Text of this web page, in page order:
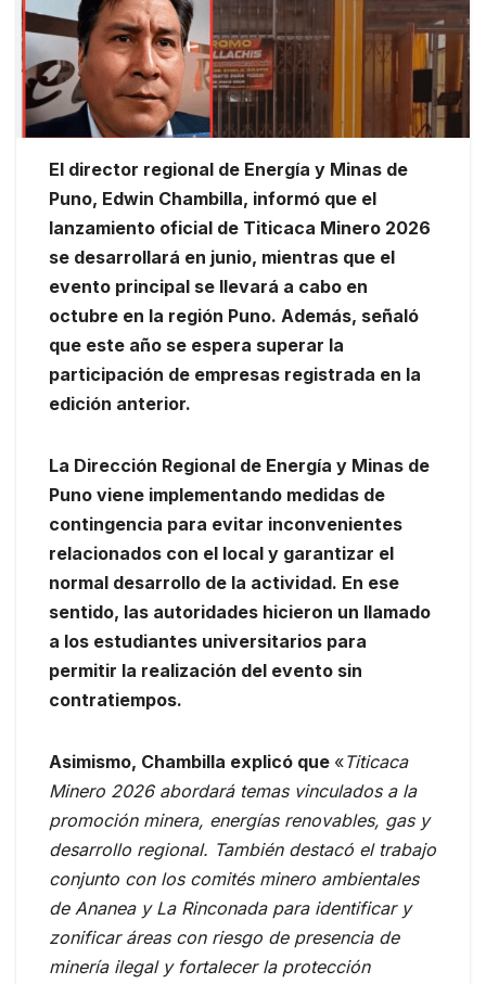
El director regional de Energía y Minas de
Puno, Edwin Chambilla, informó que el
lanzamiento oficial de Titicaca Minero 2026
se desarrollará en junio, mientras que el
evento principal se llevará a cabo en
octubre en la región Puno. Además, señaló
que este año se espera superar la
participación de empresas registrada en la
edición anterior.
La Dirección Regional de Energía y Minas de
Puno viene implementando medidas de
contingencia para evitar inconvenientes
relacionados con el local y garantizar el
normal desarrollo de la actividad. En ese
sentido, las autoridades hicieron un llamado
a los estudiantes universitarios para
permitir la realización del evento sin
contratiempos.
Asimismo, Chambilla explicó que «Titicaca
Minero 2026 abordará temas vinculados a la
promoción minera, energías renovables, gas y
desarrollo regional. También destacó el trabajo
conjunto con los comités minero ambientales
de Ananea y La Rinconada para identificar y
zonificar áreas con riesgo de presencia de
minería ilegal y fortalecer la protección